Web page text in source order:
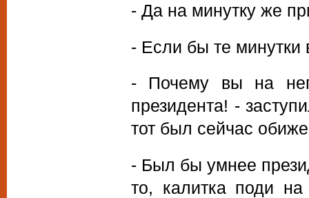
- Да на минутку же
- Если бы те минутки
- Почему вы на
президента! -
тот был сейчас
- Был бы умнее
то, калитка поди